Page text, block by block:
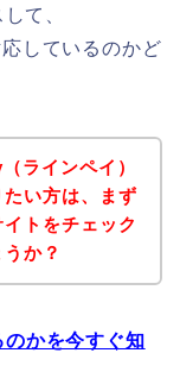
て、
しているのかど
ラインペイ）
い方は、まず
トをチェック
か？
かを今すぐ知